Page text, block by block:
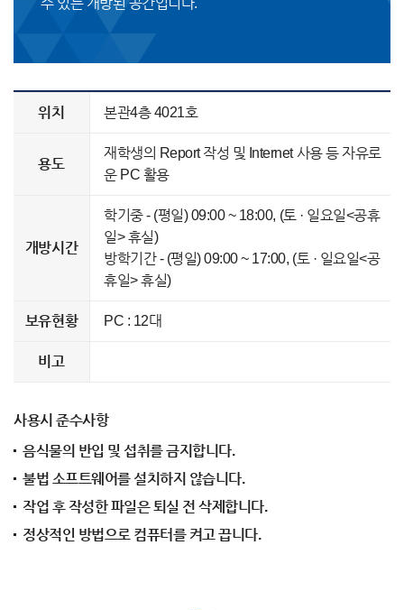
수 있는 개방된 공간입니다.
위치 본관4층 4021호
용도
재학생의 Report 작성 및 Internet 사용 등 자유로
운 PC 활용
개방시간
학기중 - (평일) 09:00 ~ 18:00, (토 · 일요일<공휴
일> 휴실)
방학기간 - (평일) 09:00 ~ 17:00, (토 · 일요일<공
휴일> 휴실)
보유현황 PC : 12대
비고
사용시 준수사항
음식물의 반입 및 섭취를 금지합니다.
불법 소프트웨어를 설치하지 않습니다.
작업 후 작성한 파일은 퇴실 전 삭제합니다.
정상적인 방법으로 컴퓨터를 켜고 끕니다.